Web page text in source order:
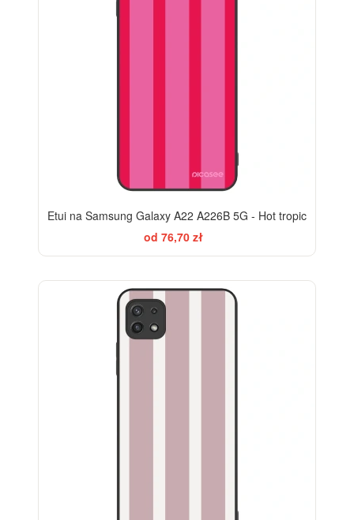
Etui na Samsung Galaxy A22 A226B 5G - Hot tropic
od 76,70 zł